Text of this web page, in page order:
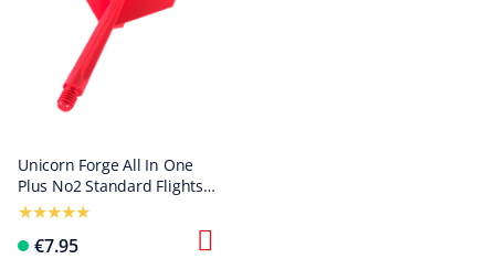
Unicorn Forge All In One
Plus No2 Standard Flights
Red - Medium
€7.95